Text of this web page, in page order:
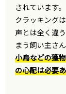
されています。
クラッキング
声とは全く違
まう飼い主さ
小鳥などの獲
の心配は必要